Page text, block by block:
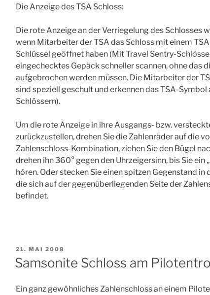
Die Anzeige des TSA Schloss:
Die rote Anzeige an der Verriegelung des Schlosses
wenn Mitarbeiter der TSA das Schloss mit einem
Schlüssel geöffnet haben (Mit Travel Sentry-
eingechecktes Gepäck schneller scannen, ohne das
aufgebrochen werden müssen. Die Mitarbeiter der
sind speziell geschult und erkennen das TSA-Symbol
Schlössern).
Um die rote Anzeige in ihre Ausgangs- bzw.
zurückzustellen, drehen Sie die Zahlenräder auf die
Zahlenschloss-Kombination, ziehen Sie den Bügel
drehen ihn 360° gegen den Uhrzeigersinn, bis Sie ein
hören. Oder stecken Sie einen spitzen Gegenstand in
die sich auf der gegenüberliegenden Seite der
befindet.
VERÖFFENTLICHT
AM
21. MAI 2008
Samsonite Schloss am
Ein ganz gewöhnliches Zahlenschloss an einem